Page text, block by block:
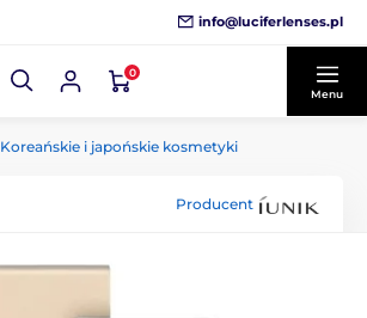
info@luciferlenses.pl
0
Menu
Koreańskie i japońskie kosmetyki
Producent